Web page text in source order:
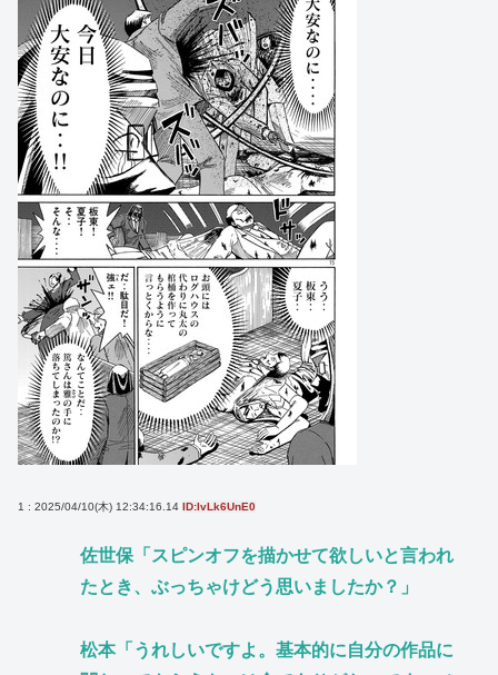
1 : 2025/04/10(木) 12:34:16.14 ID:IvLk6UnE0
佐世保「スピンオフを描かせて欲しいと言われ
たとき、ぶっちゃけどう思いましたか？」
松本「うれしいですよ。基本的に自分の作品に